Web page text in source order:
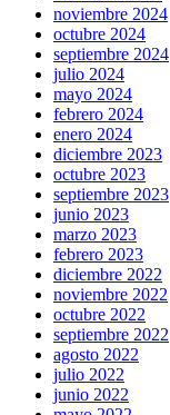
noviembre 2024
octubre 2024
septiembre 2024
julio 2024
mayo 2024
febrero 2024
enero 2024
diciembre 2023
octubre 2023
septiembre 2023
junio 2023
marzo 2023
febrero 2023
diciembre 2022
noviembre 2022
octubre 2022
septiembre 2022
agosto 2022
julio 2022
junio 2022